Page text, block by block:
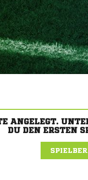
ANGELEGT.
DU DEN ERSTEN